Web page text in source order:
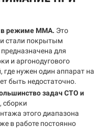
в режиме MMA. Это
стали покрытым
для
и аргонодугового
где нужен один аппарат на
быть недостаточно.
задач СТО и
сборки
этого диапазона
в работе постоянно